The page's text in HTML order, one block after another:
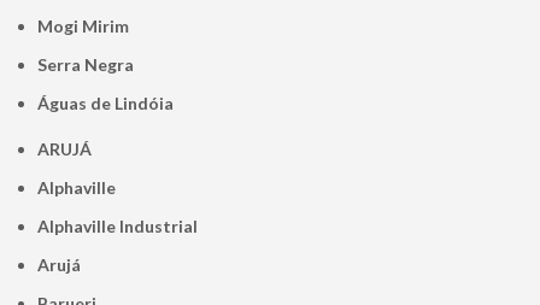
Mogi Mirim
Serra Negra
Águas de Lindóia
ARUJÁ
Alphaville
Alphaville Industrial
Arujá